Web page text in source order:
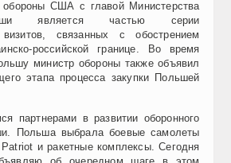
обороны США с главой Министерства
является частью серии
визитов, связанных с обострением
российской границе. Во время
министр обороны также объявил
этапа процесса закупки Польшей
партнерами в развитии оборонного
Польша выбрала боевые самолеты
и ракетные комплексы. Сегодня